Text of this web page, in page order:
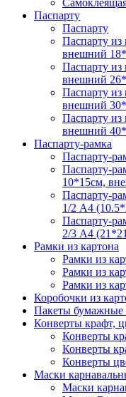
Паспарту
Паспарту
Паспарту из
внешний
Паспарту из
внешний
Паспарту из
внешний
Паспарту из
внешний
Паспарту-рамка
Паспарту-
Паспарту-
10*15см,
Паспарту-
1/2 А4
Паспарту-
2/3 А4
Рамки из картона
Рамки из
Рамки из
Рамки из
Коробочки из
Пакеты бумажные
Конверты крафт,
Конверты
Конверты
Конверты
Маски
Маски